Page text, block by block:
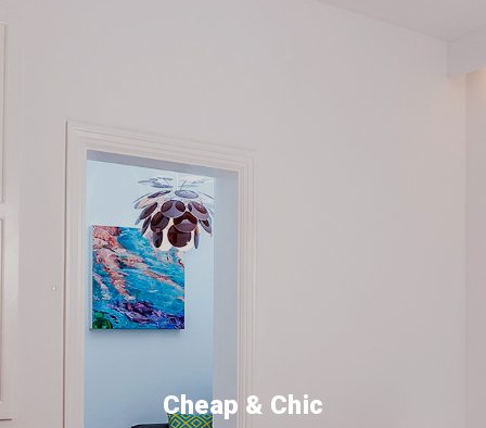
Cheap & Chic